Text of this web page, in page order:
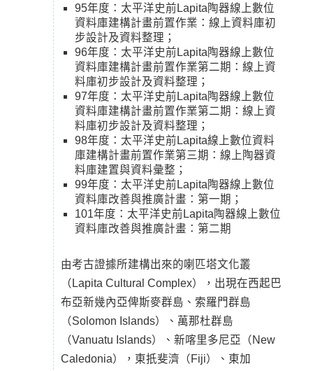
95年度：太平洋史前Lapita陶器線上數位
資料庫建構計畫前置作業：線上資料庫初
步設計及資料整理；
96年度：太平洋史前Lapita陶器線上數位
資料庫建構計畫前置作業第二期：線上資
料庫初步設計及資料整理；
97年度：太平洋史前Lapita陶器線上數位
資料庫建構計畫前置作業第二期：線上資
料庫初步設計及資料整理；
98年度：太平洋史前Lapita線上數位資料
庫建構計畫前置作業第三期：線上陶器資
料庫建置與資料彙整；
99年度：太平洋史前Lapita陶器線上數位
資料庫改善與推廣計畫：第一期；
101年度：太平洋史前Lapita陶器線上數位
資料庫改善與推廣計畫：第二期
由考古證據所建構出來的喇匹塔文化叢
（Lapita Cultural Complex），出現在西起巴
布亞新幾內亞俾斯麥群島、索羅門群島
（Solomon Islands）、萬那杜群島
（Vanuatu Islands）、新喀里多尼亞（New
Caledonia），東扺斐濟（Fiji）、東加